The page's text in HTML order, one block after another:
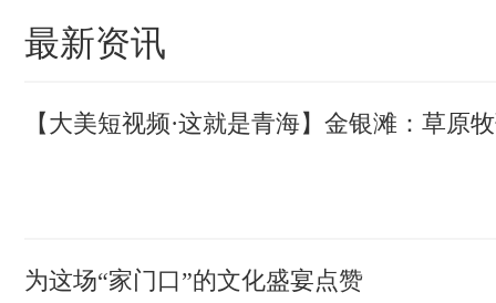
最新资讯
【大美短视频·这就是青海】金银滩：草原
为这场“家门口”的文化盛宴点赞